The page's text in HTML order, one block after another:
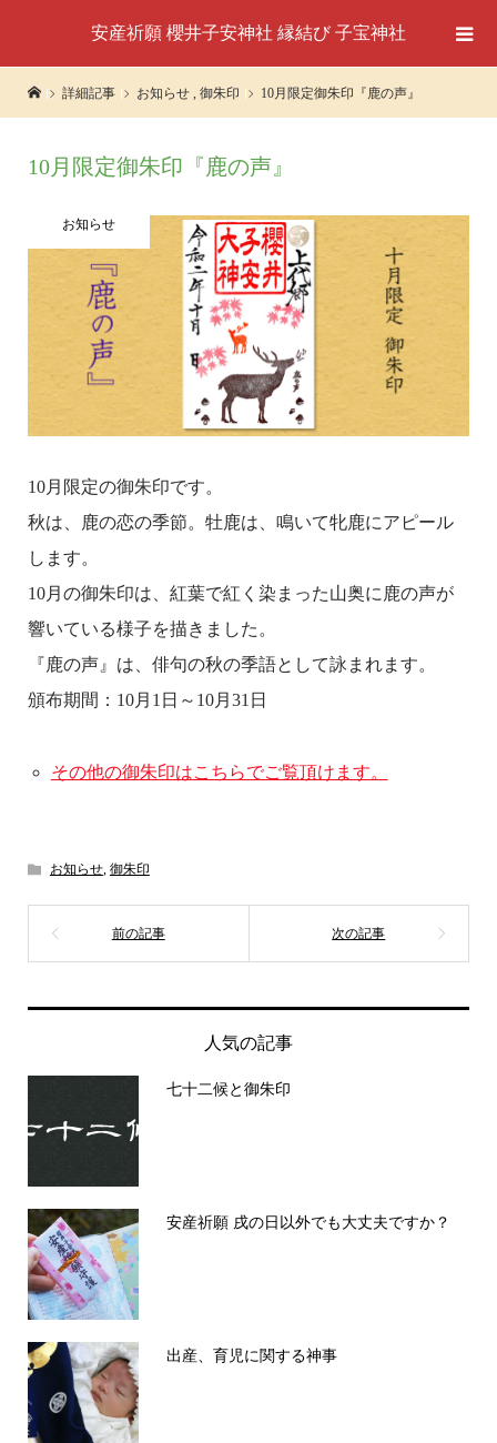
安産祈願 櫻井子安神社 縁結び 子宝神社
詳細記事 お知らせ , 御朱印 10月限定御朱印『鹿の声』
10月限定御朱印『鹿の声』
お知らせ
10月限定の御朱印です。
秋は、鹿の恋の季節。牡鹿は、鳴いて牝鹿にアピール
します。
10月の御朱印は、紅葉で紅く染まった山奥に鹿の声が
響いている様子を描きました。
『鹿の声』は、俳句の秋の季語として詠まれます。
頒布期間：10月1日～10月31日
その他の御朱印はこちらでご覧頂けます。
お知らせ, 御朱印
人気の記事
七十二候と御朱印
安産祈願 戌の日以外でも大丈夫ですか？
出産、育児に関する神事